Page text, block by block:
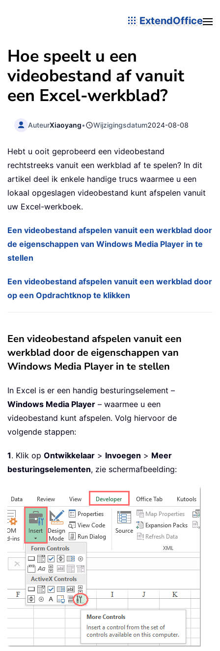
ExtendOffice
Hoe speelt u een
videobestand af vanuit
een Excel-werkblad?
AuteurXiaoyang• Wijzigingsdatum2024-08-08
Hebt u ooit geprobeerd een videobestand
rechtstreeks vanuit een werkblad af te spelen? In dit
artikel deel ik enkele handige trucs waarmee u een
lokaal opgeslagen videobestand kunt afspelen vanuit
uw Excel-werkboek.
Een videobestand afspelen vanuit een werkblad door
de eigenschappen van Windows Media Player in te
stellen
Een videobestand afspelen vanuit een werkblad door
op een Opdrachtknop te klikken
Een videobestand afspelen vanuit een
werkblad door de eigenschappen van
Windows Media Player in te stellen
In Excel is er een handig besturingselement –
Windows Media Player – waarmee u een
videobestand kunt afspelen. Volg hiervoor de
volgende stappen:
1. Klik op Ontwikkelaar > Invoegen > Meer
besturingselementen, zie schermafbeelding: